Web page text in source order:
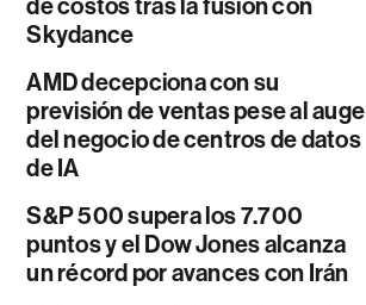
de costos tras la fusión con
Skydance
AMD decepciona con su
previsión de ventas pese al auge
del negocio de centros de datos
de IA
S&P 500 supera los 7.700
puntos y el Dow Jones alcanza
un récord por avances con Irán